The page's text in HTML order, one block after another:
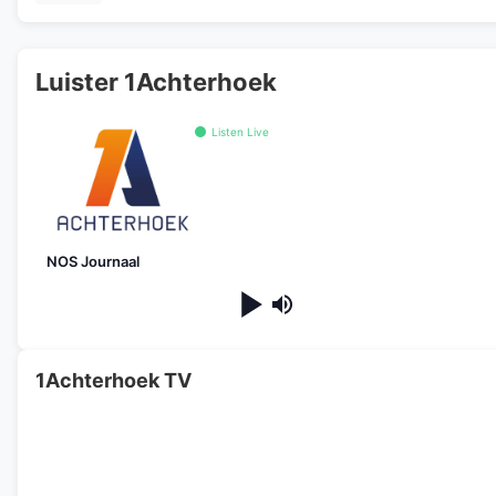
Luister 1Achterhoek
Listen Live
NOS Journaal
1Achterhoek TV